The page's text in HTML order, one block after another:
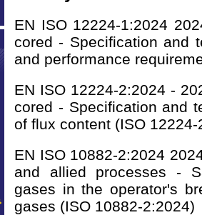
EN ISO 12224-1:2024
cored - Specification and
and performance
EN ISO 12224-2:2024 -
cored - Specification and
of flux content (ISO 12224-
EN ISO 10882-2:2024
and allied processes -
gases in the operator's
gases (ISO 10882-2:2024)